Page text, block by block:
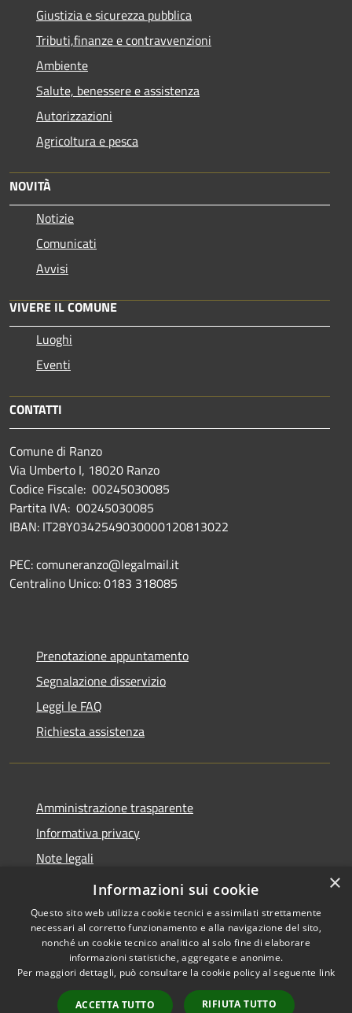
Giustizia e sicurezza pubblica
Tributi,finanze e contravvenzioni
Ambiente
Salute, benessere e assistenza
Autorizzazioni
Agricoltura e pesca
NOVITÀ
Notizie
Comunicati
Avvisi
VIVERE IL COMUNE
Luoghi
Eventi
CONTATTI
Comune di Ranzo
Via Umberto I, 18020 Ranzo
Codice Fiscale: 00245030085
Partita IVA: 00245030085
IBAN: IT28Y0342549030000120813022
PEC: comuneranzo@legalmail.it
Centralino Unico: 0183 318085
Prenotazione appuntamento
Segnalazione disservizio
Leggi le FAQ
Richiesta assistenza
Amministrazione trasparente
Informativa privacy
Note legali
Dichiarazione di accessibilità
Accessibilità
Copyright © 2026 • Comune di
Ranzo • Powered by
Municipium•
Accesso
×
Informazioni sui cookie
Questo sito web utilizza cookie tecnici e assimilati strettamente
necessari al corretto funzionamento e alla navigazione del sito,
nonché un cookie tecnico analitico al solo fine di elaborare
informazioni statistiche, aggregate e anonime.
Per maggiori dettagli, può consultare la cookie policy al seguente link
ACCETTA TUTTO RIFIUTA TUTTO